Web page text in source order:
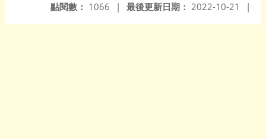
最後更新日期： 2022-10-21 |
點閱數： 1066 |